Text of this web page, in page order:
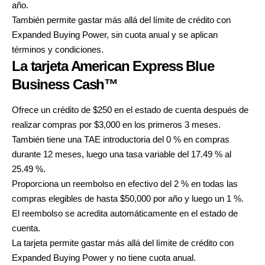
año.
También permite gastar más allá del límite de crédito con
Expanded Buying Power, sin cuota anual y se aplican
términos y condiciones.
La tarjeta American Express Blue
Business Cash™
Ofrece un crédito de $250 en el estado de cuenta después de
realizar compras por $3,000 en los primeros 3 meses.
También tiene una TAE introductoria del 0 % en compras
durante 12 meses, luego una tasa variable del 17.49 % al
25.49 %.
Proporciona un reembolso en efectivo del 2 % en todas las
compras elegibles de hasta $50,000 por año y luego un 1 %.
El reembolso se acredita automáticamente en el estado de
cuenta.
La tarjeta permite gastar más allá del límite de crédito con
Expanded Buying Power y no tiene cuota anual.